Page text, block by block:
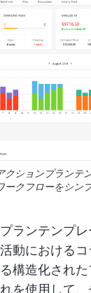
ションプランテ
ークフローをシン
ランテンプ
動におけるコ
構造化され
を使用して